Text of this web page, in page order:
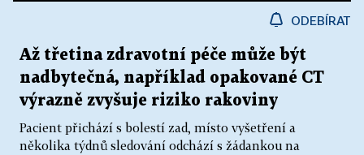
ODEBÍRAT
Až třetina zdravotní péče může být
nadbytečná, například opakované CT
výrazně zvyšuje riziko rakoviny
Pacient přichází s bolestí zad, místo vyšetření a
několika týdnů sledování odchází s žádankou na